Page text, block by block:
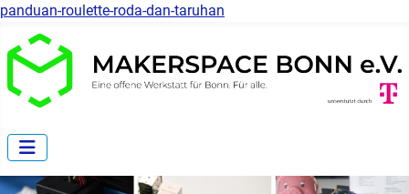
panduan-roulette-roda-dan-taruhan